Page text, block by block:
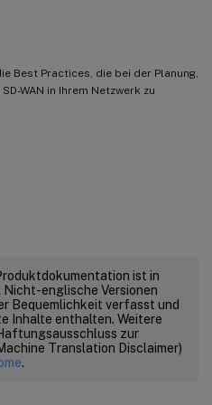
Best Practices, die bei der Planung,
WAN in Ihrem Netzwerk zu
ist in
englische Versionen
Bequemlichkeit verfasst und
Inhalte enthalten. Weitere
zur
Translation Disclaimer)
.